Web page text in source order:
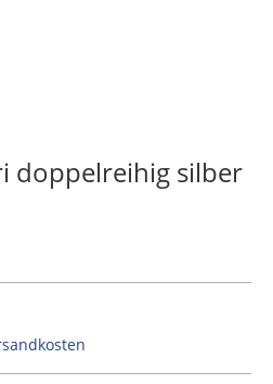
doppelreihig silber